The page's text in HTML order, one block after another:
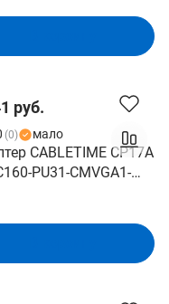
на USB-C для
зарядки
руб.
(0) мало
CABLETIME CP17A
PU31-CMVGA1-